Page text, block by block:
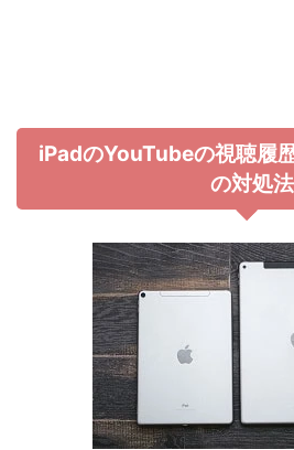
iPadのYouTubeの視聴履
の対処法